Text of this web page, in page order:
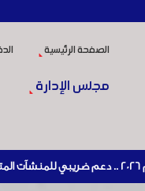
الصفحة الرئيسية
مجلس الإدارة